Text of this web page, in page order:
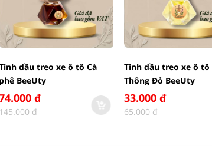
dầu treo xe ô tô Cà
phê BeeUty
đ
đ
Tinh dầu treo xe ô tô
Thông Đỏ BeeUty
33.000 đ
65.000 đ